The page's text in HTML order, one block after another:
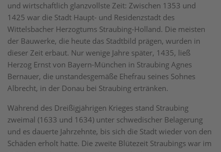
und wirtschaftlich glanzvollste Zeit: Zwischen 1353 und
1425 war die Stadt Haupt- und Residenzstadt des
Wittelsbacher Herzogtums Straubing-Holland. Die meisten
der Bauwerke, die heute das Stadtbild prägen, wurden in
dieser Zeit erbaut. Nur wenige Jahre später, 1435, ließ
Herzog Ernst von Bayern-München in Straubing Agnes
Bernauer, die unstandesgemäße Ehefrau seines Sohnes
Albrecht, in der Donau bei Straubing ertränken.
Während des Dreißigjährigen Krieges stand Straubing
zweimal (1633 und 1634) unter schwedischer Belagerung
und es dauerte Jahrzehnte, bis sich die Stadt wieder von den
Schäden erholt hatte. Die zweite Blütezeit Straubings war im